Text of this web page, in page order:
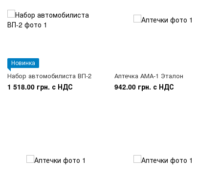
Новинка
Набор автомобилиста ВП-2
1 518.00 грн. с НДС
Аптечка АМА-1 Эталон
942.00 грн. с НДС